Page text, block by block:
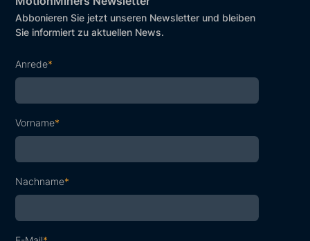
Abbonieren Sie jetzt unseren Newsletter und bleiben
Sie informiert zu aktuellen News.
Anrede*
Vorname*
Nachname*